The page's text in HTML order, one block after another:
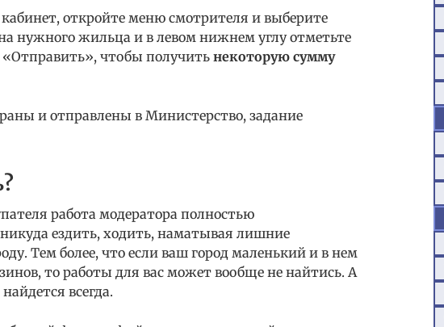
кабинет, откройте меню смотрителя и выберите
нужного жильца и в левом нижнем углу отметьте
чтобы получить некоторую сумму
и отправлены в Министерство, задание
работа модератора полностью
ездить, ходить, наматывая лишние
Тем более, что если ваш город маленький и в нем
то работы для вас может вообще не найтись. А
всегда.